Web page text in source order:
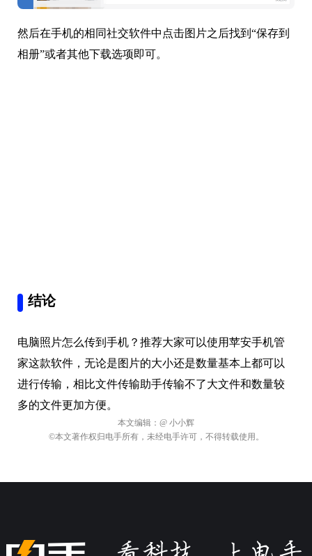
然后在手机的相同社交软件中点击图片之后找到“保存到
相册”或者其他下载选项即可。
结论
电脑照片怎么传到手机？推荐大家可以使用苹安手机管
家这款软件，无论是图片的大小还是数量基本上都可以
进行传输，相比文件传输助手传输不了大文件和数量较
多的文件更加方便。
本文编辑： @ 小小辉
©本文著作权归电手所有，未经电手许可，不得转载使用。